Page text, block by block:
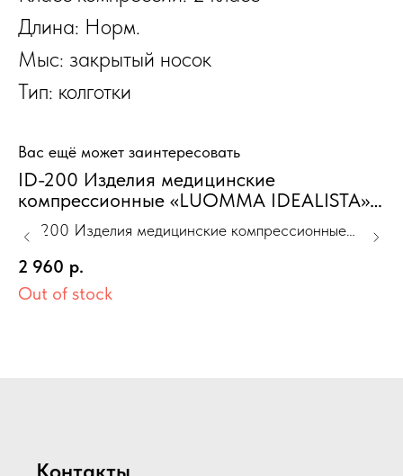
Длина: Норм.
Мыс: закрытый носок
Тип: колготки
Вас ещё может заинтересовать
ID-200 Изделия медицинские
компрессионные «LUOMMA IDEALISTA»
гольфы карамель XXL(VI) 2 класс Лонг
закрытый носок
ID-200 Изделия медицинские компрессионные
класс Лонг закрытый носок
2 960 р.
Out of stock